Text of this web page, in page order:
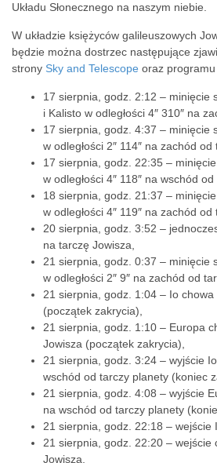
Układu Słonecznego na naszym niebie.
W układzie księżyców galileuszowych
będzie można dostrzec następujące
strony Sky and Telescope oraz programu
17 sierpnia, godz. 2:12 – minięcie
i Kalisto w odległości 4″ 310″ na
17 sierpnia, godz. 4:37 – minięcie
w odległości 2″ 114″ na zachód od
17 sierpnia, godz. 22:35 –
w odległości 4″ 118″ na wschód
18 sierpnia, godz. 21:37 –
w odległości 4″ 119″ na zachód od
20 sierpnia, godz. 3:52 –
na tarczę Jowisza,
21 sierpnia, godz. 0:37 – minięcie
w odległości 2″ 9″ na zachód od
21 sierpnia, godz. 1:04 – Io
(początek zakrycia),
21 sierpnia, godz. 1:10 – Europa
Jowisza (początek zakrycia),
21 sierpnia, godz. 3:24 – wyjście
wschód od tarczy planety (koniec
21 sierpnia, godz. 4:08 – wyjście
na wschód od tarczy planety
21 sierpnia, godz. 22:18 – wejście
21 sierpnia, godz. 22:20 – wejście
Jowisza,